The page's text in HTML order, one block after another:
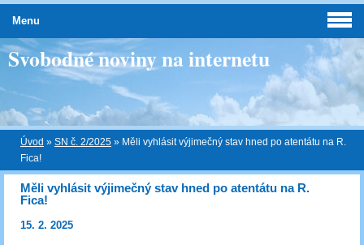
Svobodné noviny na internetu
Úvod » SN č. 2/2025 » Měli vyhlásit výjimečný stav hned po atentátu na R.
Fica!
Měli vyhlásit výjimečný stav hned po atentátu na R.
Fica!
15. 2. 2025
Menu